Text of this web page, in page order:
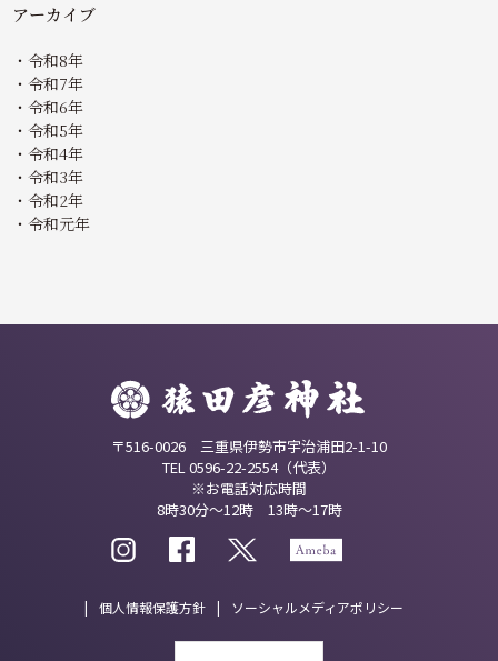
アーカイブ
令和8年
令和7年
令和6年
令和5年
令和4年
令和3年
令和2年
令和元年
〒516-0026 三重県伊勢市宇治浦田2-1-10
TEL 0596-22-2554（代表）
※お電話対応時間
8時30分～12時 13時～17時
個人情報保護方針 ソーシャルメディアポリシー